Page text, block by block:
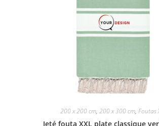
200 x 200 cm, 200 x 300 cm, Foutas
Jeté fouta XXL plate classique